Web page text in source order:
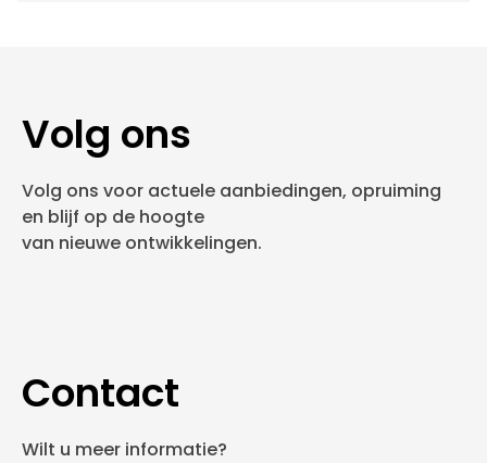
Volg ons
Volg ons voor actuele aanbiedingen, opruiming
en blijf op de hoogte
van nieuwe ontwikkelingen.
Contact
Wilt u meer informatie?